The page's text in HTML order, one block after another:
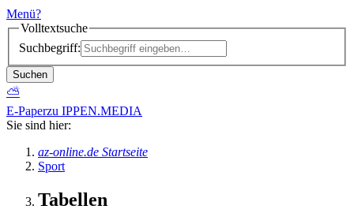
Menü?
Volltextsuche
Suchbegriff:
Suchen
⛅
E-Paperzu IPPEN.MEDIA
Sie sind hier:
az-online.de Startseite
Sport
Tabellen